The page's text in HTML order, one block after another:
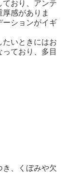
ており、アンテ
感がありま
ーションがイギ
たいときにはお
ており、多目
、くぼみや欠